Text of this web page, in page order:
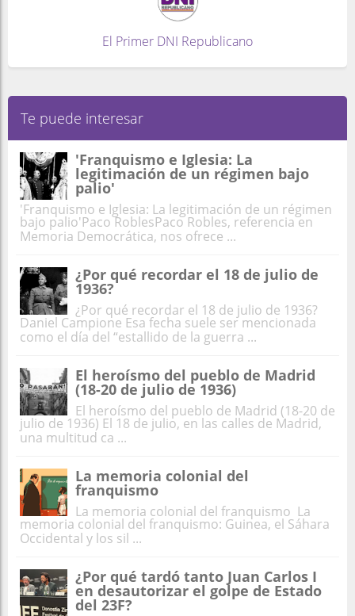
El Primer DNI Republicano
Te puede interesar
'Franquismo e Iglesia: La
legitimación de un régimen bajo
palio'
'Franquismo e Iglesia: La legitimación de un régimen
bajo palio'Paco RoblesPaco Robles, referencia en
Memoria Democrática, nos ofrece ...
¿Por qué recordar el 18 de julio de
1936?
¿Por qué recordar el 18 de julio de 1936?
Daniel Campione Esa fecha suele ser mencionada
como el día del “estallido de la guerra ...
El heroísmo del pueblo de Madrid
(18-20 de julio de 1936)
El heroísmo del pueblo de Madrid (18-20 de
julio de 1936) El 18 de julio, en las calles de Madrid,
una multitud ca ...
La memoria colonial del
franquismo
La memoria colonial del franquismo La
memoria colonial del franquismo: Guinea, el Sáhara
Occidental y los sil ...
¿Por qué tardó tanto Juan Carlos I
en desautorizar el golpe de Estado
del 23F?